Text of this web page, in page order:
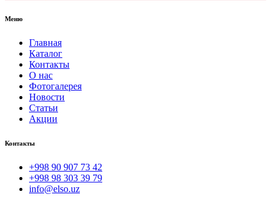
Меню
Главная
Каталог
Контакты
О нас
Фотогалерея
Новости
Статьи
Акции
Контакты
+998 90 907 73 42
+998 98 303 39 79
info@elso.uz